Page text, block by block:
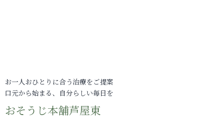
お一人おひとりに合う治療をご提案
口元から始まる、自分らしい毎日を
おそうじ本舗芦屋東